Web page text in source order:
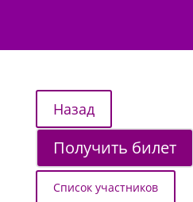
Получить билет
Список участников